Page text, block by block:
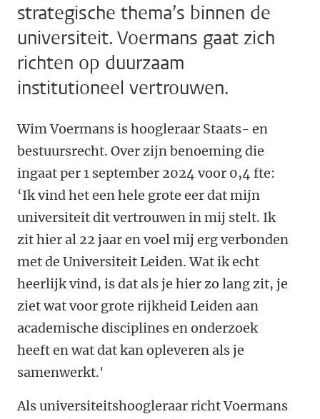
strategische thema’s binnen de
universiteit. Voermans gaat zich
richten op duurzaam
institutioneel vertrouwen.
Wim Voermans is hoogleraar Staats- en
bestuursrecht. Over zijn benoemingdie
ingaat per 1 september 2024 voor 0,4 fte:
‘Ik vind het een hele grote eer dat mijn
universiteit dit vertrouwen in mij stelt. Ik
zit hier al 22 jaar en voel mij erg verbonden
met de Universiteit Leiden. Wat ik echt
heerlijk vind, is dat als je hier zo lang zit, je
ziet wat voor grote rijkheid Leiden aan
academische disciplines en onderzoek
heeft en wat dat kan opleveren als je
samenwerkt.'
Als universiteitshoogleraar richt Voermans